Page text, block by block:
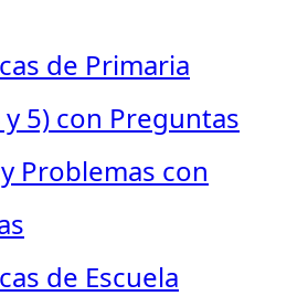
de Primaria
y 5) con Preguntas
Problemas con
de Escuela